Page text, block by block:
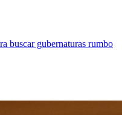
buscar gubernaturas rumbo